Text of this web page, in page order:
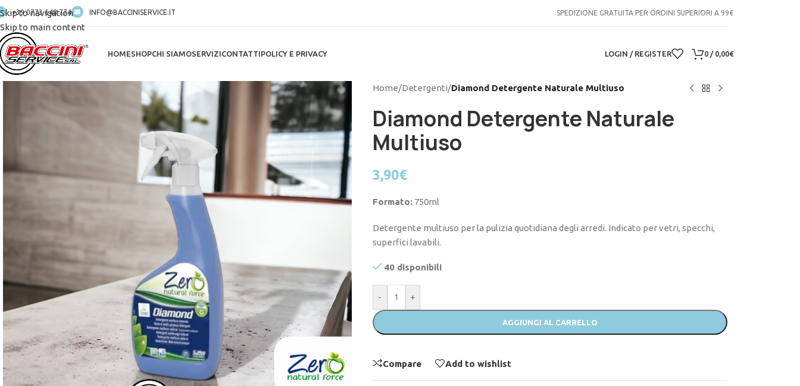
Skip to navigation
Skip to main content
+39 0773 648 774 INFO@BACCINISERVICE.IT SPEDIZIONE GRATUITA PER ORDINI SUPERIORI A 99€
HOMESHOPCHI SIAMOSERVIZICONTATTIPOLICY E PRIVACY LOGIN / REGISTER 0 / 0,00€
Home/Detergenti/Diamond Detergente Naturale Multiuso
Diamond Detergente Naturale
Multiuso
3,90€
Formato:750ml
Detergente multiuso per la pulizia quotidiana degli arredi. Indicato per vetri, specchi,
superfici lavabili.
40 disponibili
- +
AGGIUNGI AL CARRELLO
Compare Add to wishlist